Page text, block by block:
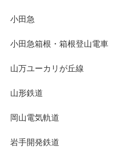
小田急
小田急箱根・箱根登山電車
山万ユーカリが丘線
山形鉄道
岡山電気軌道
岩手開発鉄道